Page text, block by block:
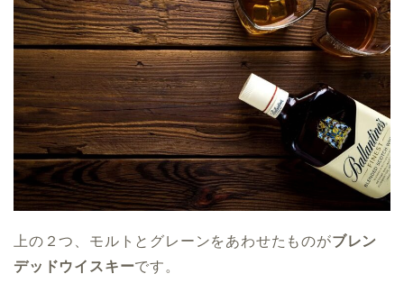
上の２つ、モルトとグレーンをあわせたものがブレン
デッドウイスキーです。